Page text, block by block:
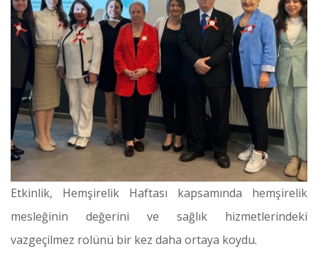
Etkinlik, Hemşirelik Haftası kapsamında hemşirelik
mesleğinin değerini ve sağlık hizmetlerindeki
vazgeçilmez rolünü bir kez daha ortaya koydu.